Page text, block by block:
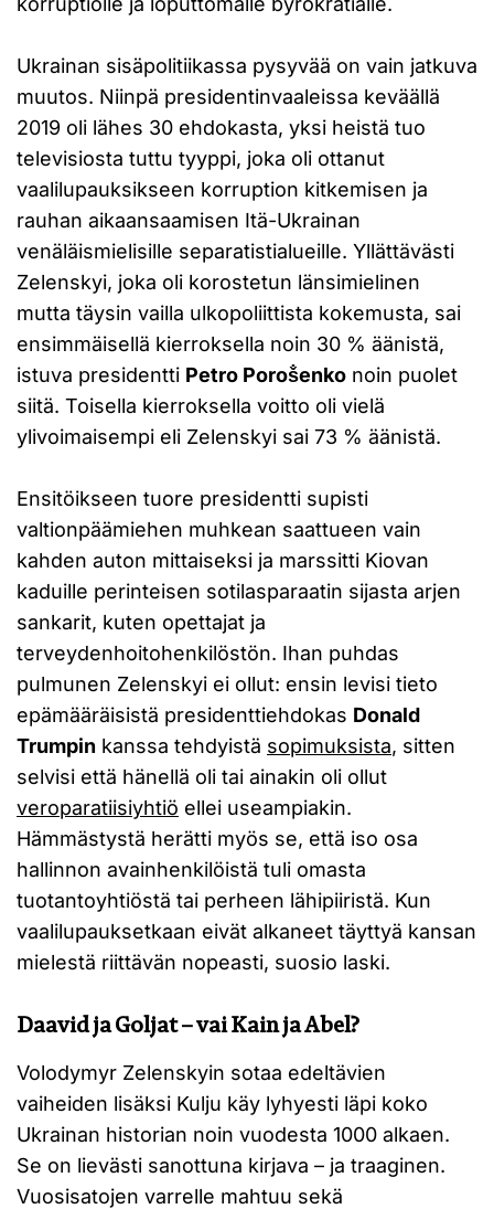
Ukrainan sisäpolitiikassa pysyvää on vain jatkuva
muutos. Niinpä presidentinvaaleissa keväällä
2019 oli lähes 30 ehdokasta, yksi heistä tuo
televisiosta tuttu tyyppi, joka oli ottanut
vaalilupauksikseen korruption kitkemisen ja
rauhan aikaansaamisen Itä-Ukrainan
venäläismielisille separatistialueille. Yllättävästi
Zelenskyi, joka oli korostetun länsimielinen
mutta täysin vailla ulkopoliittista kokemusta, sai
ensimmäisellä kierroksella noin 30 % äänistä,
istuva presidentti Petro Poroṧenko noin puolet
siitä. Toisella kierroksella voitto oli vielä
ylivoimaisempi eli Zelenskyi sai 73 % äänistä.
Ensitöikseen tuore presidentti supisti
valtionpäämiehen muhkean saattueen vain
kahden auton mittaiseksi ja marssitti Kiovan
kaduille perinteisen sotilasparaatin sijasta arjen
sankarit, kuten opettajat ja
terveydenhoitohenkilöstön. Ihan puhdas
pulmunen Zelenskyi ei ollut: ensin levisi tieto
epämääräisistä presidenttiehdokas Donald
Trumpin kanssa tehdyistä sopimuksista, sitten
selvisi että hänellä oli tai ainakin oli ollut
veroparatiisiyhtiö ellei useampiakin.
Hämmästystä herätti myös se, että iso osa
hallinnon avainhenkilöistä tuli omasta
tuotantoyhtiöstä tai perheen lähipiiristä. Kun
vaalilupauksetkaan eivät alkaneet täyttyä kansan
mielestä riittävän nopeasti, suosio laski.
Daavid ja Goljat – vai Kain ja Abel?
Volodymyr Zelenskyin sotaa edeltävien
vaiheiden lisäksi Kulju käy lyhyesti läpi koko
Ukrainan historian noin vuodesta 1000 alkaen.
Se on lievästi sanottuna kirjava – ja traaginen.
Vuosisatojen varrelle mahtuu sekä